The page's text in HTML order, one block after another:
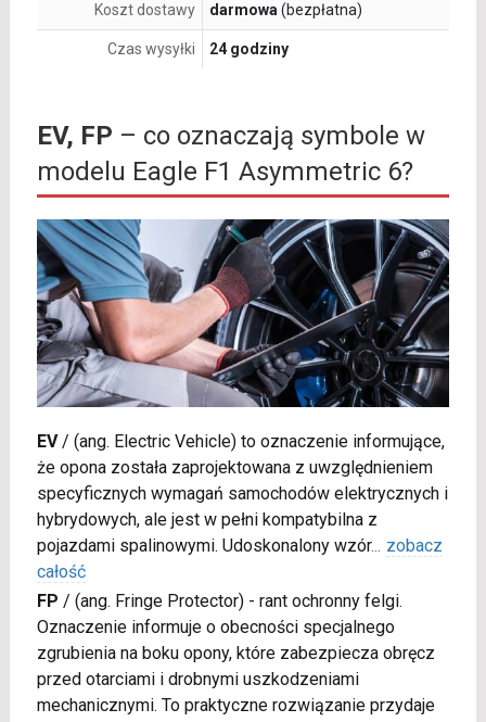
Koszt dostawy darmowa (bezpłatna)
Czas wysyłki 24 godziny
EV, FP – co oznaczają symbole w
modelu Eagle F1 Asymmetric 6?
EV/ (ang. Electric Vehicle) to oznaczenie informujące,
że opona została zaprojektowana z uwzględnieniem
specyficznych wymagań samochodów elektrycznych i
hybrydowych, ale jest w pełni kompatybilna z
pojazdami spalinowymi. Udoskonalony wzór... zobacz
całość
FP / (ang. Fringe Protector) - rant ochronny felgi.
Oznaczenie informuje o obecności specjalnego
zgrubienia na boku opony, które zabezpiecza obręcz
przed otarciami i drobnymi uszkodzeniami
mechanicznymi. To praktyczne rozwiązanie przydaje